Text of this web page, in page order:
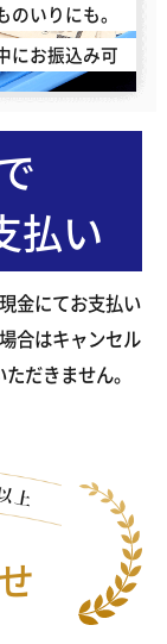
のいりにも。
にお振込み可
払い
金にてお支払い
合はキャンセル
だきません。